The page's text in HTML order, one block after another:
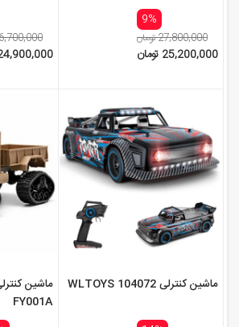
9%
27,800,000 تومان
25,200,000 تومان
26,700,000
24,900,000
ماشین کنترلی WLTOYS 104072
ماشین
FY001A